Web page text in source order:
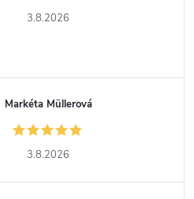
3.8.2026
Markéta Müllerová
3.8.2026